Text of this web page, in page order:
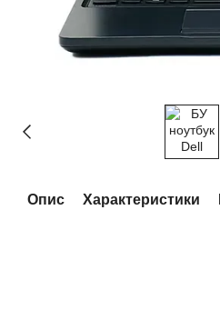
Опис Характеристики